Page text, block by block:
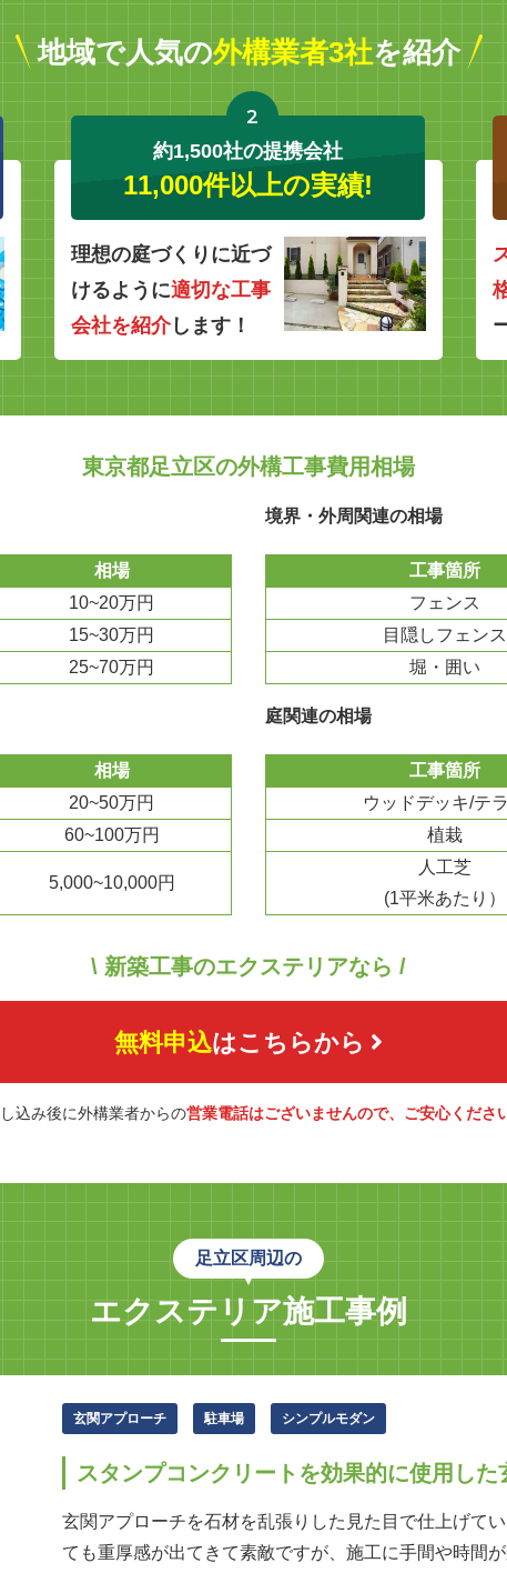
地域で人気の外構業者3社を紹介
2
約1,500社の提携会社
11,000件以上の実績!
理想の庭づくりに近づ
けるように適切な工事
会社を紹介します！
東京都足立区の外構工事費用相場
相場
10~20万円
15~30万円
25~70万円
境界・外周関連の相場
工事箇所
フェンス
目隠しフェンス
堀・囲い
相場
20~50万円
60~100万円
5,000~10,000円
庭関連の相場
工事箇所
ウッドデッキ/テ
植栽
人工芝
(1平米あたり）
\ 新築工事のエクステリアなら /
無料申込はこちらから
込み後に外構業者からの営業電話はございませんので、ご安心ください
足立区周辺の
エクステリア施工事例
玄関アプローチ 駐車場 シンプルモダン
スタンプコンクリートを効果的に使用した
玄関アプローチを石材を乱張りした見た目で仕上げて
ても重厚感が出てきて素敵ですが、施工に手間や時間